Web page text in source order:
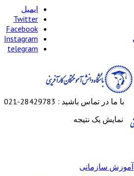
ایمیل
Twitter
Facebook
Instagram
telegram
با ما در تماس باشید : 28429783-021
آموزش سازمانی
نمایش یک نتیجه